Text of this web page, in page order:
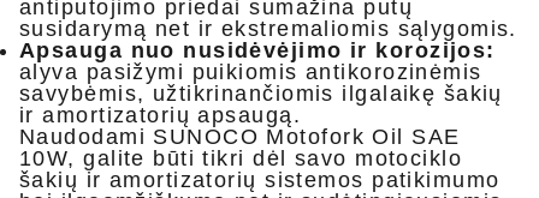
antiputojimo priedai sumažina putų
susidarymą net ir ekstremaliomis sąlygomis.
Apsauga nuo nusidėvėjimo ir korozijos:
alyva pasižymi puikiomis antikorozinėmis
savybėmis, užtikrinančiomis ilgalaikę šakių
ir amortizatorių apsaugą.
Naudodami SUNOCO Motofork Oil SAE
10W, galite būti tikri dėl savo motociklo
šakių ir amortizatorių sistemos patikimumo